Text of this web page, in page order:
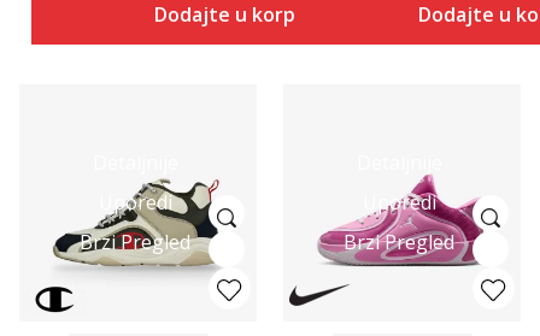
Dodajte u korpu Dodajte u
Uporedi
Brzi Pregled
Uporedi
Brzi Pregled